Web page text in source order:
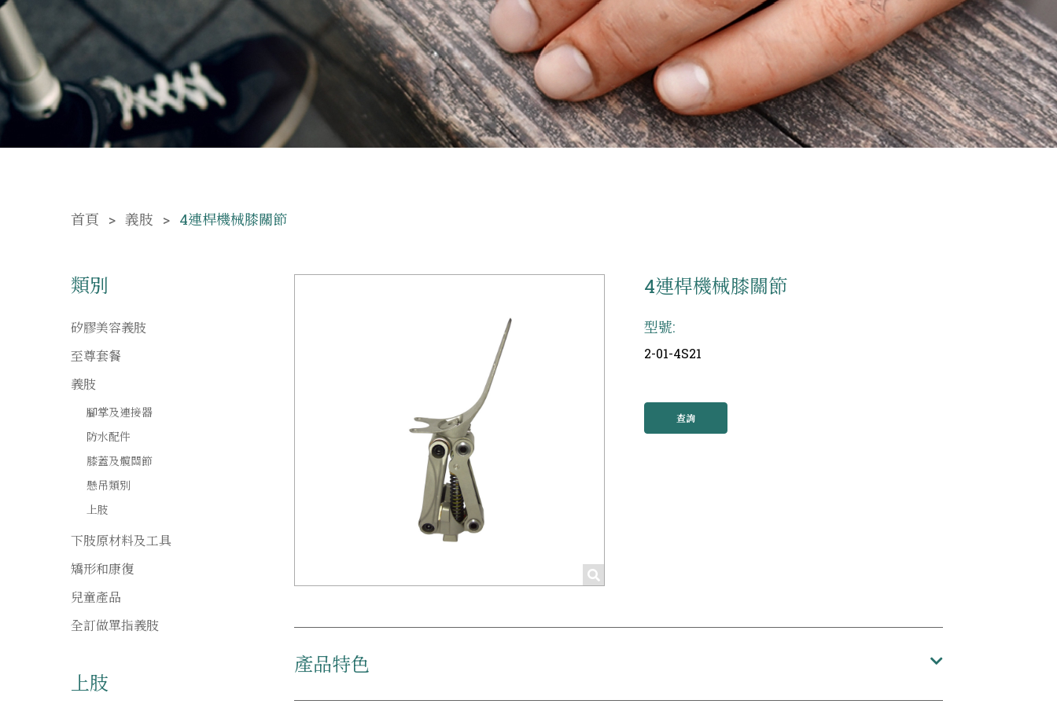
首頁 義肢 4連桿機械膝關節
類別
矽膠美容義肢
至尊套餐
義肢
腳掌及連接器
防水配件
膝蓋及髖關節
懸吊類別
上肢
下肢原材料及工具
矯形和康復
兒童產品
全訂做單指義肢
上肢
4連桿機械膝關節
型號:
2-01-4S21
查詢
產品特色